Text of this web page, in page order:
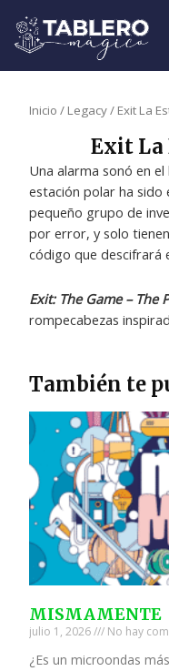
contenido
Inicio / Legacy/ Exit La
Exit La
Una alarma sonó en
estación polar ha sido
pequeño grupo de
por error, y solo
código que descifrará
Exit: The Game – The
rompecabezas
También te
MISMAMENTE
julio 1, 2026 No hay
¿Es un microondas